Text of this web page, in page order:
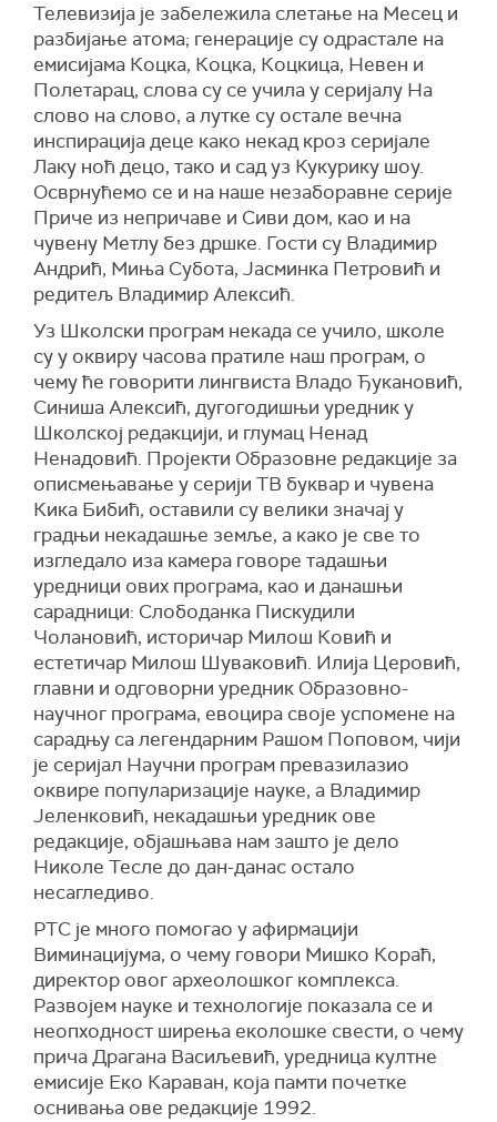
Телевизија је забележила слетање на Месец и
разбијање атома; генерације су одрастале на
емисијама Коцка, Коцка, Коцкица, Невен и
Полетарац, слова су се училау серијалу На
слово на слово, а лутке су остале вечна
инспирација деце како некад кроз серијале
Лаку ноћ децо, тако и сад уз Кукурику шоу.
Осврнућемо се и на наше незаборавне серије
Приче из непричаве и Сиви дом, као и на
чувену Метлу без дршке. Гости су Владимир
Андрић, Миња Субота, Јасминка Петровић и
редитељ Владимир Алексић.
Уз Школски програм некада се учило, школе
су у оквиру часова пратиле наш програм, о
чему ће говорити лингвиста Владо Ђукановић,
Синиша Алексић, дугогодишњи уредник у
Школској редакцији, и глумац Ненад
Ненадовић. Пројекти Образовне редакције за
описмењавање у серији ТВ буквар и чувена
Кика Бибић, оставили су велики значај у
градњи некадашње земље, а како је све то
изгледало иза камера говоре тадашњи
уредници ових програма, као и данашњи
сарадници: Слободанка Пискудили
Чолановић, историчар Милош Ковић и
естетичар Милош Шуваковић. Илија Церовић,
главни и одговорни уредник Образовно-
научног програма, евоцира своје успомене на
сарадњу са легендарним Рашом Поповом, чији
је серијал Научни програм превазилазио
оквире популаризације науке, а Владимир
Јеленковић, некадашњи уредник ове
редакције, објашњава нам зашто је дело
Николе Тесле до дан-данас остало
несагледиво.
РТС је много помогао у афирмацији
Виминацијума, о чему говори Мишко Кораћ,
директор овог археолошког комплекса.
Развојем науке и технологије показала се и
неопходност ширења еколошке свести, о чему
причаДрагана Васиљевић, уредница култне
емисије Еко Караван, која памти почетке
оснивања ове редакције 1992.